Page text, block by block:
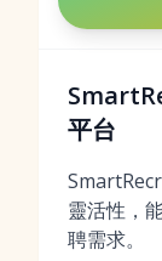
平台
靈活性，
聘需求。